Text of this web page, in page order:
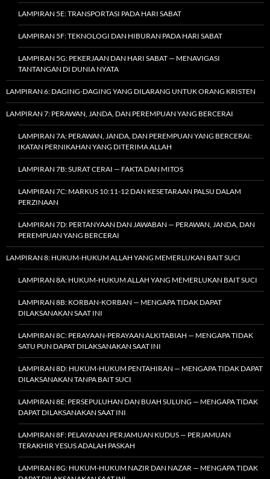
LAMPIRAN 5E: TRANSPORTASI PADA HARI SABAT
LAMPIRAN 5F: TEKNOLOGI DAN HIBURAN PADA HARI SABAT
LAMPIRAN 5G: PEKERJAAN DAN HARI SABAT — MENAVIGASI
TANTANGAN DI DUNIA NYATA
LAMPIRAN 6: DAGING-DAGING YANG DILARANG UNTUK ORANG KRISTEN
LAMPIRAN 7: PERAWAN, JANDA, DAN PEREMPUAN YANG BERCERAI
LAMPIRAN 7A: PERAWAN, JANDA, DAN PEREMPUAN YANG BERCERAI:
IKATAN PERNIKAHAN YANG DITERIMA ALLAH
LAMPIRAN 7B: SURAT CERAI — FAKTA DAN MITOS
LAMPIRAN 7C: MARKUS 10:11-12 DAN KESETARAAN PALSU DALAM
PERZINAAN
LAMPIRAN 7D: PERTANYAAN DAN JAWABAN — PERAWAN, JANDA, DAN
PEREMPUAN YANG BERCERAI
LAMPIRAN 8: HUKUM-HUKUM ALLAH YANG MEMERLUKAN BAIT SUCI
LAMPIRAN 8A: HUKUM-HUKUM ALLAH YANG MEMERLUKAN BAIT SUCI
LAMPIRAN 8B: KORBAN-KORBAN — MENGAPA TIDAK DAPAT
DILAKSANAKAN SAAT INI
LAMPIRAN 8C: PERAYAAN-PERAYAAN ALKITABIAH — MENGAPA TIDAK
SATU PUN DAPAT DILAKSANAKAN SAAT INI
LAMPIRAN 8D: HUKUM-HUKUM PENTAHIRAN — MENGAPA TIDAK DAPAT
DILAKSANAKAN TANPA BAIT SUCI
LAMPIRAN 8E: PERSEPULUHAN DAN BUAH SULUNG — MENGAPA TIDAK
DAPAT DILAKSANAKAN SAAT INI
LAMPIRAN 8F: PELAYANAN PERJAMUAN KUDUS — PERJAMUAN
TERAKHIR YESUS ADALAH PASKAH
LAMPIRAN 8G: HUKUM-HUKUM NAZIR DAN NAZAR — MENGAPA TIDAK